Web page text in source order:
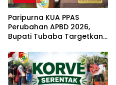
Paripurna KUA PPAS
Perubahan APBD 2026,
Bupati Tubaba Targetkan
Rp820,3 Miliar